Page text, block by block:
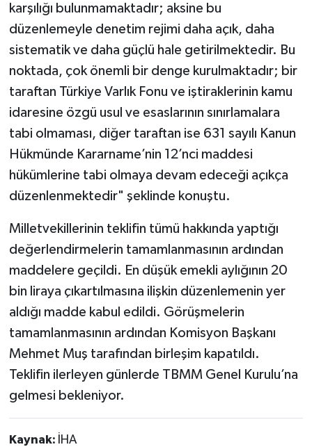
karşılığı bulunmamaktadır; aksine bu
düzenlemeyle denetim rejimi daha açık, daha
sistematik ve daha güçlü hale getirilmektedir. Bu
noktada, çok önemli bir denge kurulmaktadır; bir
taraftan Türkiye Varlık Fonu ve iştiraklerinin kamu
idaresine özgü usul ve esaslarının sınırlamalara
tabi olmaması, diğer taraftan ise 631 sayılı Kanun
Hükmünde Kararname’nin 12’nci maddesi
hükümlerine tabi olmaya devam edeceği açıkça
düzenlenmektedir" şeklinde konuştu.
Milletvekillerinin teklifin tümü hakkında yaptığı
değerlendirmelerin tamamlanmasının ardından
maddelere geçildi. En düşük emekli aylığının 20
bin liraya çıkartılmasına ilişkin düzenlemenin yer
aldığı madde kabul edildi. Görüşmelerin
tamamlanmasının ardından Komisyon Başkanı
Mehmet Muş tarafından birleşim kapatıldı.
Teklifin ilerleyen günlerde TBMM Genel Kurulu’na
gelmesi bekleniyor.
Kaynak: İHA